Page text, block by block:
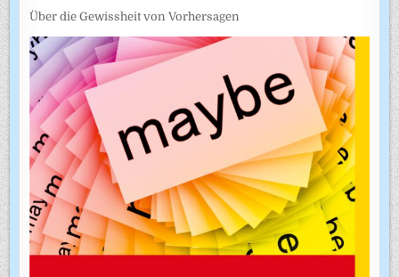
Über die Gewissheit von Vorhersagen